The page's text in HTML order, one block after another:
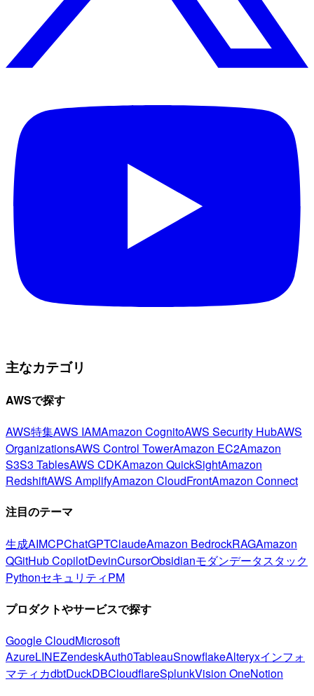
主なカテゴリ
AWSで探す
AWS特集AWS IAMAmazon CognitoAWS Security HubAWS
OrganizationsAWS Control TowerAmazon EC2Amazon
S3S3 TablesAWS CDKAmazon QuickSightAmazon
RedshiftAWS AmplifyAmazon CloudFrontAmazon Connect
注目のテーマ
生成AIMCPChatGPTClaudeAmazon BedrockRAGAmazon
QGitHub CopilotDevinCursorObsidianモダンデータスタック
PythonセキュリティPM
プロダクトやサービスで探す
Google CloudMicrosoft
AzureLINEZendeskAuth0TableauSnowflakeAlteryxインフォ
マティカdbtDuckDBCloudflareSplunkVision OneNotion